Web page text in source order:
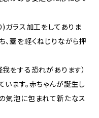
ガラス加工をしてありま
、蓋を軽くねじりながら押
我をする恐れがあります）
います。赤ちゃんが誕生し
気泡に包まれて新たなス